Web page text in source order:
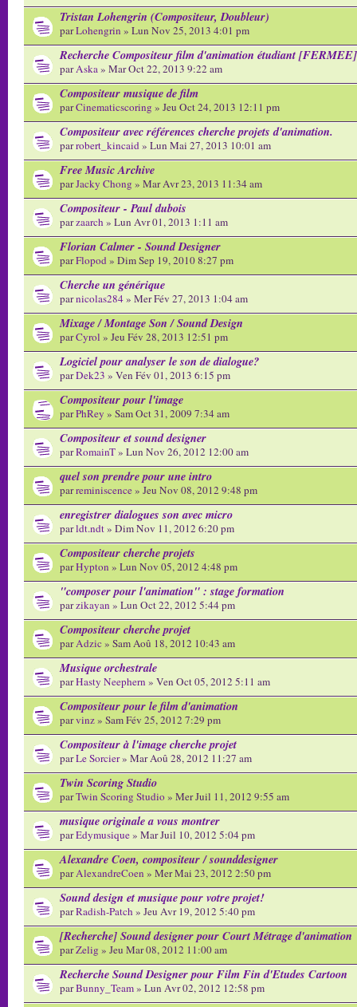
Tristan Lohengrin (Compositeur, Doubleur)
parLohengrin » Lun Nov 25, 2013 4:01 pm
Recherche Compositeur film d'animation étudiant [FERMEE]
parAska» Mar Oct 22, 2013 9:22 am
Compositeur musique de film
parCinematicscoring » Jeu Oct 24, 2013 12:11 pm
Compositeur avec références cherche projets d'animation.
parrobert_kincaid» Lun Mai 27, 2013 10:01 am
Free Music Archive
parJacky Chong » Mar Avr 23, 2013 11:34 am
Compositeur - Paul dubois
parzaarch» Lun Avr 01, 2013 1:11 am
Florian Calmer - Sound Designer
parFlopod» Dim Sep 19, 2010 8:27 pm
Cherche un générique
parnicolas284» Mer Fév 27, 2013 1:04 am
Mixage / Montage Son / Sound Design
parCyrol » Jeu Fév 28, 2013 12:51 pm
Logiciel pour analyser le son de dialogue?
parDek23 » Ven Fév 01, 2013 6:15 pm
Compositeur pour l'image
parPhRey » Sam Oct 31, 2009 7:34 am
Compositeur et sound designer
parRomainT» Lun Nov 26, 2012 12:00 am
quel son prendre pour une intro
parreminiscence» Jeu Nov 08, 2012 9:48 pm
enregistrer dialogues son avec micro
parldt.ndt» Dim Nov 11, 2012 6:20 pm
Compositeur cherche projets
parHypton » Lun Nov 05, 2012 4:48 pm
"composer pour l'animation" : stage formation
parzikayan » Lun Oct 22, 2012 5:44 pm
Compositeur cherche projet
parAdzic» Sam Aoû 18, 2012 10:43 am
Musique orchestrale
parHasty Neephern » Ven Oct 05, 2012 5:11 am
Compositeur pour le film d'animation
parvinz» Sam Fév 25, 2012 7:29 pm
Compositeur à l'image cherche projet
parLe Sorcier» Mar Aoû 28, 2012 11:27 am
Twin Scoring Studio
parTwin Scoring Studio» Mer Juil 11, 2012 9:55 am
musique originale a vous montrer
parEdymusique» Mar Juil 10, 2012 5:04 pm
Alexandre Coen, compositeur / sounddesigner
parAlexandreCoen » Mer Mai 23, 2012 2:50 pm
Sound design et musique pour votre projet!
parRadish-Patch» Jeu Avr 19, 2012 5:40 pm
[Recherche] Sound designer pour Court Métrage d'animation
parZelig » Jeu Mar 08, 2012 11:00 am
Recherche Sound Designer pour Film Fin d'Etudes Cartoon
parBunny_Team» Lun Avr 02, 2012 12:58 pm